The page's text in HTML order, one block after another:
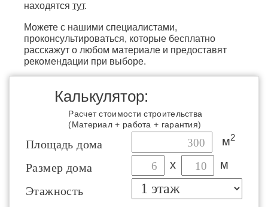
находятся тут.
Можете с нашими специалистами,
проконсультироваться, которые бесплатно
расскажут о любом материале и предоставят
рекомендации при выборе.
Калькулятор:
Расчет стоимости строительства
(Материал + работа + гарантия)
Площадь дома м2
Размер дома х м
Этажность